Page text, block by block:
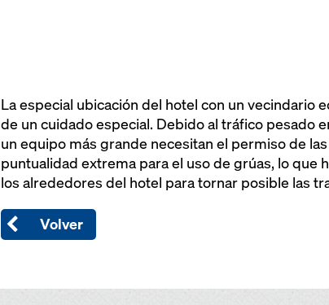
La especial ubicación del hotel con un vecindario
de un cuidado especial. Debido al tráfico pesado
un equipo más grande necesitan el permiso de
puntualidad extrema para el uso de grúas, lo que
los alrededores del hotel para tornar posible las
Volver